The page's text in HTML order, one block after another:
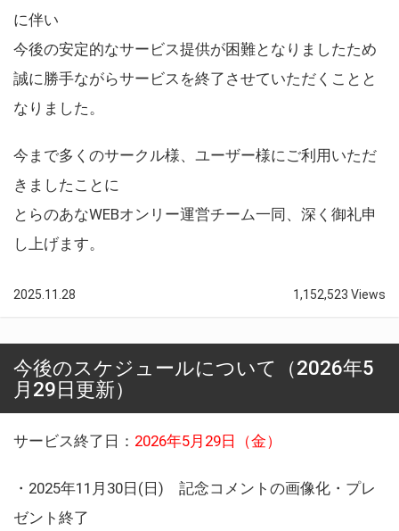
に伴い
今後の安定的なサービス提供が困難となりましたため
誠に勝手ながらサービスを終了させていただくことと
なりました。
今まで多くのサークル様、ユーザー様にご利用いただ
きましたことに
とらのあなWEBオンリー運営チーム一同、深く御礼申
し上げます。
2025.11.28 1,152,523 Views
今後のスケジュールについて（2026年5
月29日更新）
サービス終了日： 2026年5月29日（金）
・2025年11月30日(日) 記念コメントの画像化・プレ
ゼント終了